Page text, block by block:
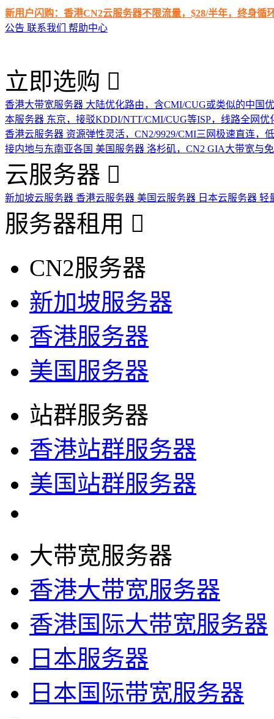
新用户闪购：香港CN2云服务器不限流量，$28/半年，终身循
公告 联系我们 帮助中心
立即选购
香港大带宽服务器 大陆优化路由，含CMI/CUG或类似的中国
本服务器 东京，接驳KDDI/NTT/CMI/CUG等ISP，线路全网优
香港云服务器 资源弹性灵活，CN2/9929/CMI三网极速直连，
接内地与东南亚各国 美国服务器 洛杉矶，CN2 GIA大带宽与
云服务器
新加坡云服务器 香港云服务器 美国云服务器 日本云服务器 轻
服务器租用
CN2服务器
新加坡服务器
香港服务器
美国服务器
站群服务器
香港站群服务器
美国站群服务器
大带宽服务器
香港大带宽服务器
香港国际大带宽服务器
日本服务器
日本国际带宽服务器